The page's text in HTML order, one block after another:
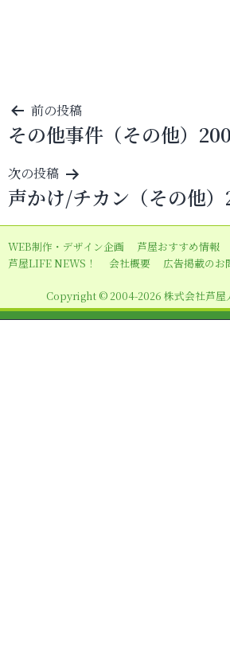
投
稿
ナ
ビ
ゲ
ー
シ
ン
前の投稿
その他事件（その他）
次の投稿
声かけ/チカン（その他
WEB制作・デザイン企画 芦屋おすすめ情報
芦屋LIFE NEWS！
会社概要 広告掲載のお
Copyright © 2004-2026 株式会社芦